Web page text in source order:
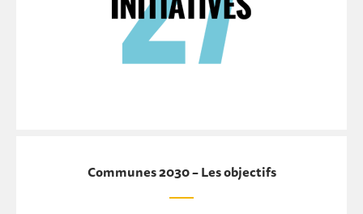
Communes 2030 – Les objectifs
Communes 2030 – Les objectifs